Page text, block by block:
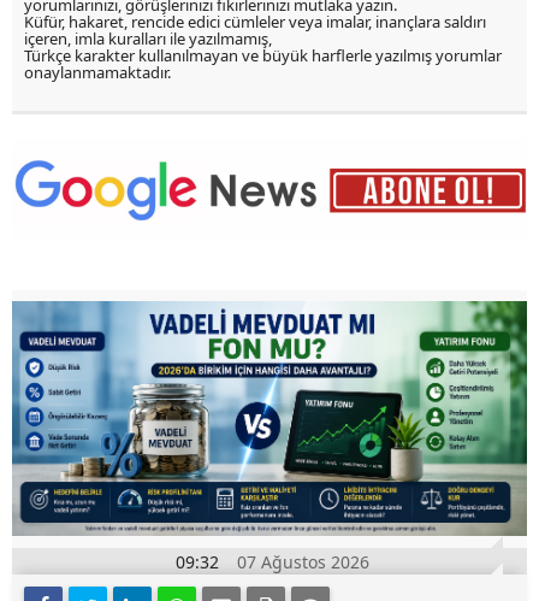
yorumlarınızı, görüşlerinizi fikirlerinizi mutlaka yazın.
Küfür, hakaret, rencide edici cümleler veya imalar, inançlara saldırı
içeren, imla kuralları ile yazılmamış,
Türkçe karakter kullanılmayan ve büyük harflerle yazılmış yorumlar
onaylanmamaktadır.
09:32 07 Ağustos 2026